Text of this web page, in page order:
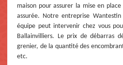
maison pour assurer la mise en
assurée. Notre entreprise
équipe peut intervenir chez vous
Ballainvilliers. Le prix de débarras
grenier, de la quantité des
etc.